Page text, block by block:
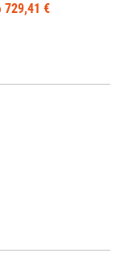
729,41 €